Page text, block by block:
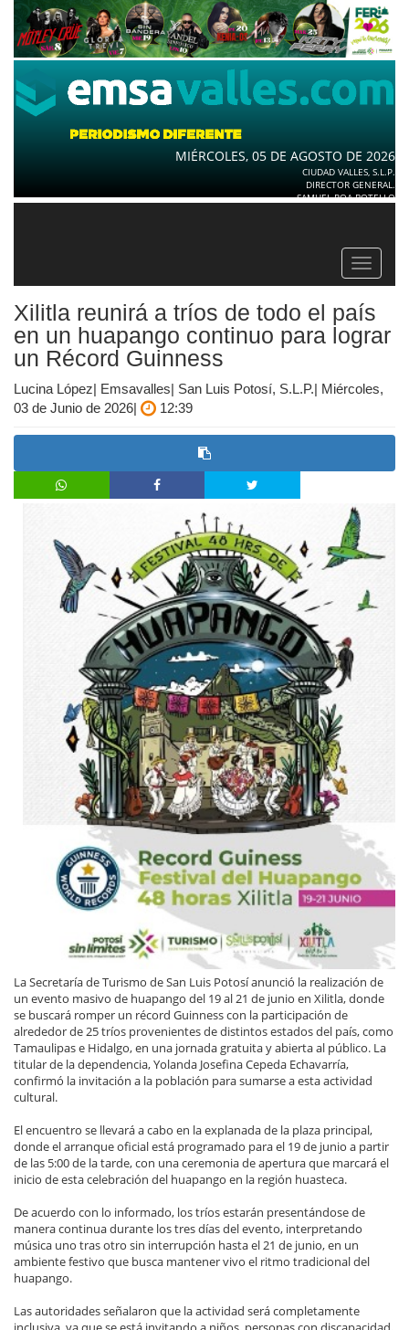
MIÉRCOLES, 05 DE AGOSTO DE 2026
CIUDAD VALLES, S.L.P.
DIRECTOR GENERAL.
SAMUEL ROA BOTELLO
Toggle
Xilitla reunirá a tríos de todo el país
en un huapango continuo para lograr
un Récord Guinness
Lucina López| Emsavalles| San Luis Potosí, S.L.P.| Miércoles,
03 de Junio de 2026|
12:39
La Secretaría de Turismo de San Luis Potosí anunció la realización de
un evento masivo de huapango del 19 al 21 de junio en Xilitla, donde
se buscará romper un récord Guinness con la participación de
alrededor de 25 tríos provenientes de distintos estados del país, como
Tamaulipas e Hidalgo, en una jornada gratuita y abierta al público. La
titular de la dependencia, Yolanda Josefina Cepeda Echavarría,
confirmó la invitación a la población para sumarse a esta actividad
cultural.
El encuentro se llevará a cabo en la explanada de la plaza principal,
donde el arranque oficial está programado para el 19 de junio a partir
de las 5:00 de la tarde, con una ceremonia de apertura que marcará el
inicio de esta celebración del huapango en la región huasteca.
De acuerdo con lo informado, los tríos estarán presentándose de
manera continua durante los tres días del evento, interpretando
música uno tras otro sin interrupción hasta el 21 de junio, en un
ambiente festivo que busca mantener vivo el ritmo tradicional del
huapango.
Las autoridades señalaron que la actividad será completamente